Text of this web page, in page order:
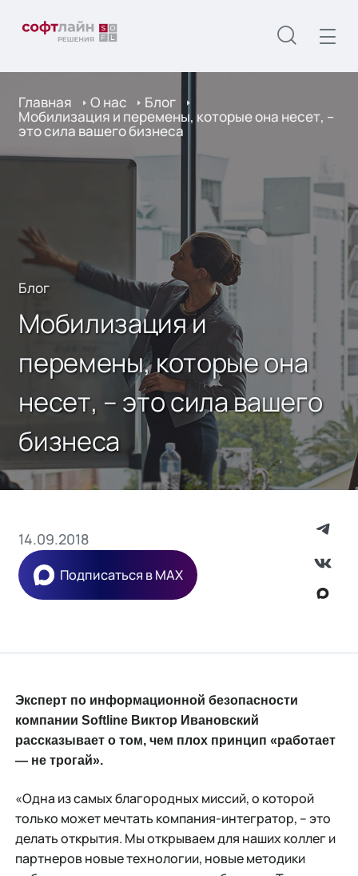
Главная О нас Блог
Мобилизация и перемены, которые она несет, –
это сила вашего бизнеса
Блог
Мобилизация и
перемены, которые она
несет, – это сила вашего
бизнеса
14.09.2018
Подписаться в MAX
Эксперт по информационной безопасности
компании Softline Виктор Ивановский
рассказывает о том, чем плох принцип «работает
— не трогай».
«Одна из самых благородных миссий, о которой
только может мечтать компания-интегратор, – это
делать открытия. Мы открываем для наших коллег и
партнеров новые технологии, новые методики